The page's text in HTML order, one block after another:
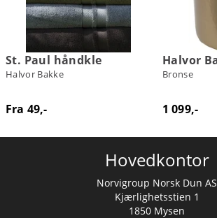
St. Paul håndkle
Halvor Bakke
Fra 49,-
Bronse
1 099,-
Hovedkontor
Norvigroup Norsk Dun AS
Kjærlighetsstien 1
1850 Mysen